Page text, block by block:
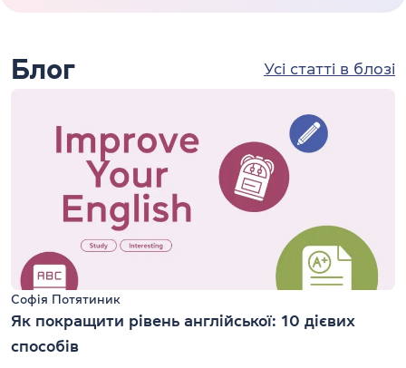
Блог Усі статті в блозі
Софія Потятиник
Як покращити рівень англійської: 10 дієвих
способів